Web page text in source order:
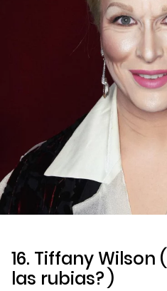
16. Tiffany Wilson (
las rubias? )